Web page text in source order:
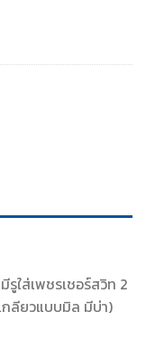
รูใส่เพชรเชอร์สวิท 2
กลียวแบบมิล มีบ่า)